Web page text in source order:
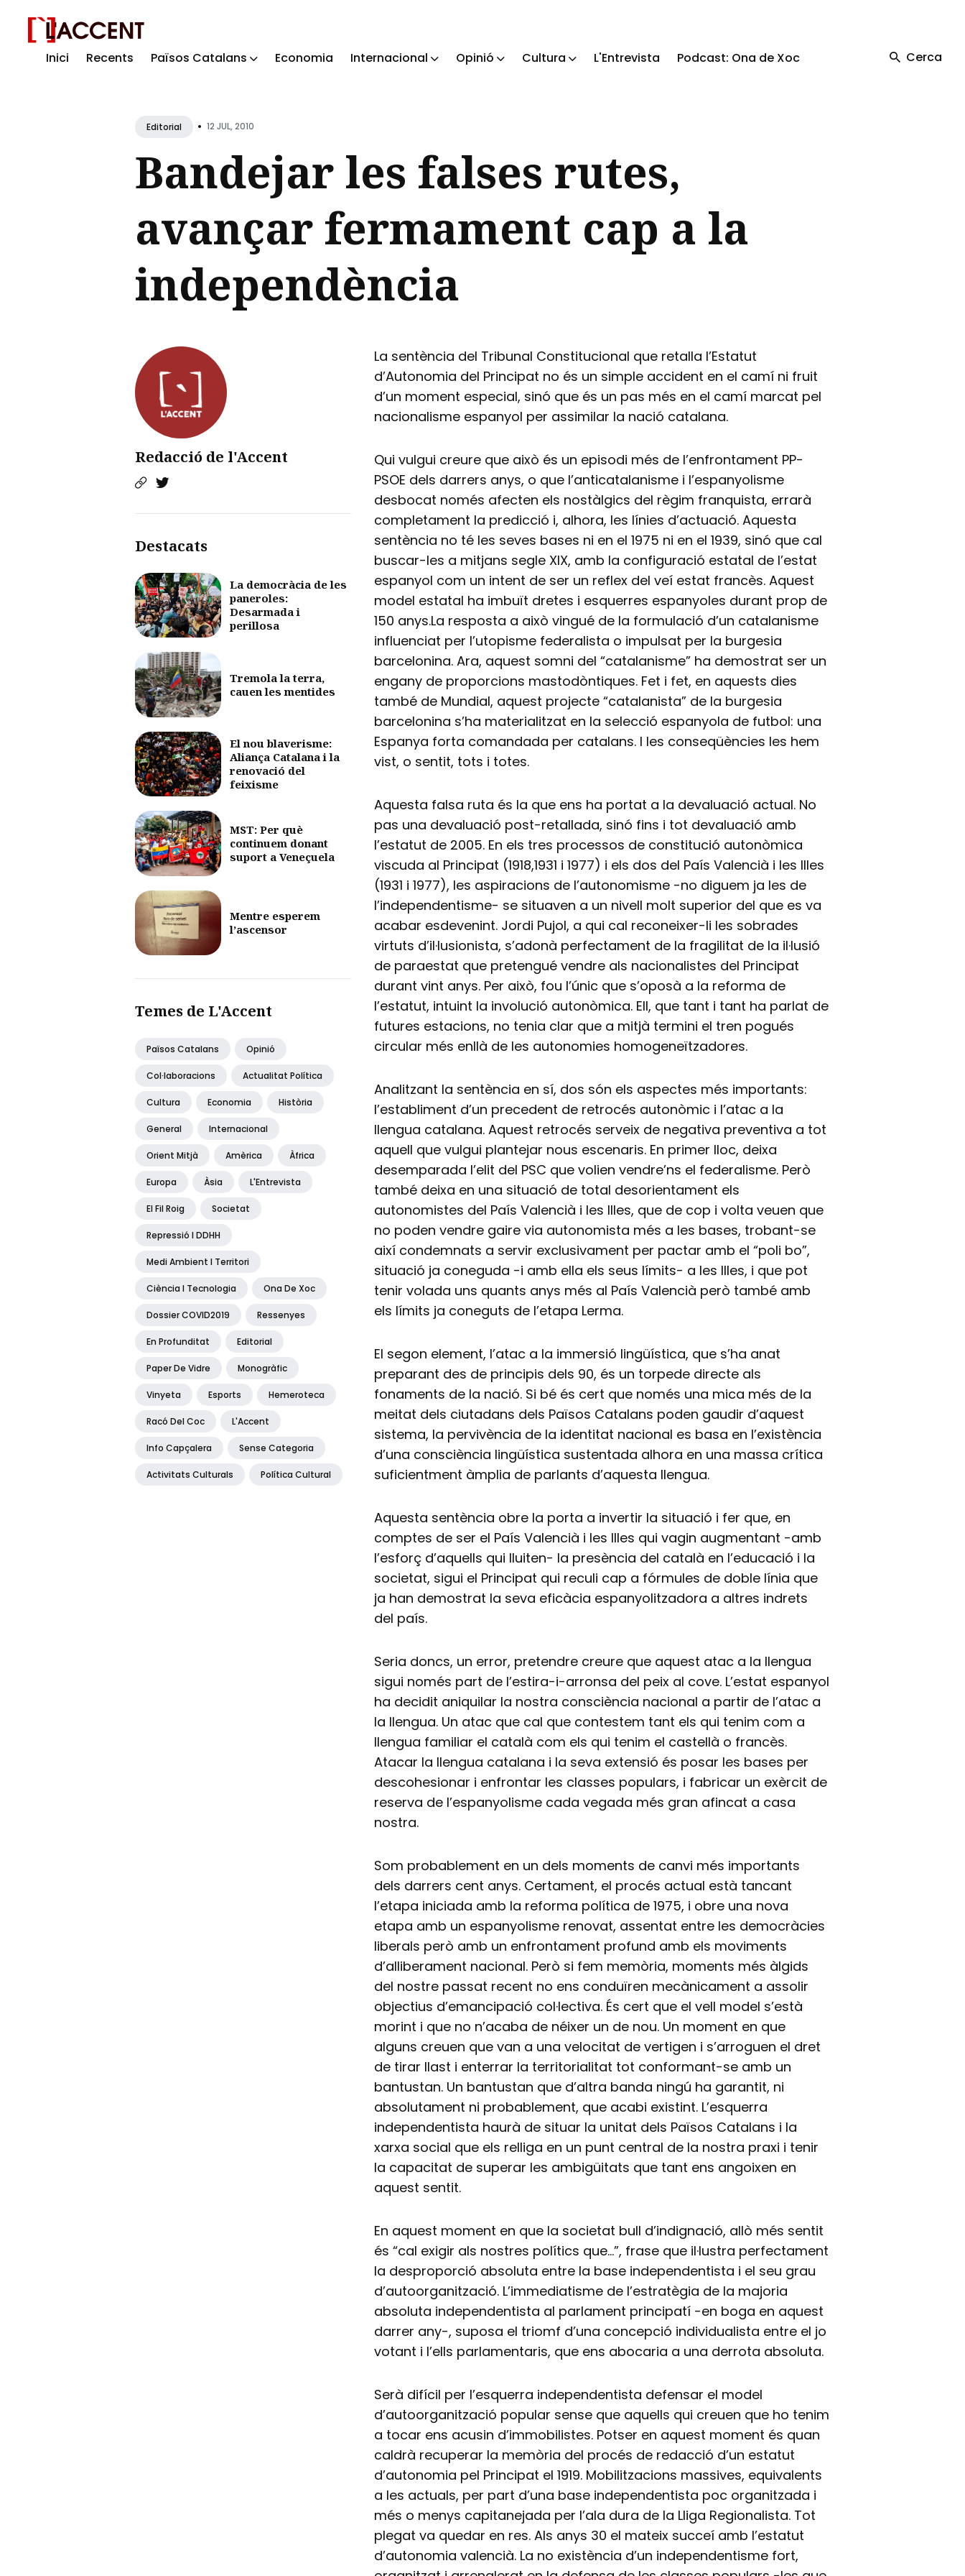
Inici Recents Països Catalans Economia Internacional Opinió Cultura L'Entrevista Podcast: Ona de Xoc Cerca
Editorial • 12 JUL, 2010
Bandejar les falses rutes,
avançar fermament cap a la
independència
Redacció de l'Accent
Destacats
La democràcia de les
paneroles:
Desarmada i
perillosa
Tremola la terra,
cauen les mentides
El nou blaverisme:
Aliança Catalana i la
renovació del
feixisme
MST: Per què
continuem donant
suport a Veneçuela
Mentre esperem
l’ascensor
Temes de L'Accent
Països Catalans Opinió
Col·laboracions Actualitat Política
Cultura Economia Història
General Internacional
Orient Mitjà Amèrica Àfrica
Europa Àsia L'Entrevista
El Fil Roig Societat
Repressió I DDHH
Medi Ambient I Territori
Ciència I Tecnologia Ona De Xoc
Dossier COVID2019 Ressenyes
En Profunditat Editorial
Paper De Vidre Monogràfic
Vinyeta Esports Hemeroteca
Racó Del Coc L'Accent
Info Capçalera Sense Categoria
Activitats Culturals Política Cultural
La sentència del Tribunal Constitucional que retalla l’Estatut
d’Autonomia del Principat no és un simple accident en el camí ni fruit
d’un moment especial, sinó que és un pas més en el camí marcat pel
nacionalisme espanyol per assimilar la nació catalana.
Qui vulgui creure que això és un episodi més de l’enfrontament PP-
PSOE dels darrers anys, o que l’anticatalanisme i l’espanyolisme
desbocat només afecten els nostàlgics del règim franquista, errarà
completament la predicció i, alhora, les línies d’actuació. Aquesta
sentència no té les seves bases ni en el 1975 ni en el 1939, sinó que cal
buscar-les a mitjans segle XIX, amb la configuració estatal de l’estat
espanyol com un intent de ser un reflex del veí estat francès. Aquest
model estatal ha imbuït dretes i esquerres espanyoles durant prop de
150 anys.La resposta a això vingué de la formulació d’un catalanisme
influenciat per l’utopisme federalista o impulsat per la burgesia
barcelonina. Ara, aquest somni del “catalanisme” ha demostrat ser un
engany de proporcions mastodòntiques. Fet i fet, en aquests dies
també de Mundial, aquest projecte “catalanista” de la burgesia
barcelonina s’ha materialitzat en la selecció espanyola de futbol: una
Espanya forta comandada per catalans. I les conseqüències les hem
vist, o sentit, tots i totes.
Aquesta falsa ruta és la que ens ha portat a la devaluació actual. No
pas una devaluació post-retallada, sinó fins i tot devaluació amb
l’estatut de 2005. En els tres processos de constitució autonòmica
viscuda al Principat (1918,1931 i 1977) i els dos del País Valencià i les Illes
(1931 i 1977), les aspiracions de l’autonomisme -no diguem ja les de
l’independentisme- se situaven a un nivell molt superior del que es va
acabar esdevenint. Jordi Pujol, a qui cal reconeixer-li les sobrades
virtuts d’il·lusionista, s’adonà perfectament de la fragilitat de la il·lusió
de paraestat que pretengué vendre als nacionalistes del Principat
durant vint anys. Per això, fou l’únic que s’oposà a la reforma de
l’estatut, intuint la involució autonòmica. Ell, que tant i tant ha parlat de
futures estacions, no tenia clar que a mitjà termini el tren pogués
circular més enllà de les autonomies homogeneïtzadores.
Analitzant la sentència en sí, dos són els aspectes més importants:
l’establiment d’un precedent de retrocés autonòmic i l’atac a la
llengua catalana. Aquest retrocés serveix de negativa preventiva a tot
aquell que vulgui plantejar nous escenaris. En primer lloc, deixa
desemparada l’elit del PSC que volien vendre’ns el federalisme. Però
també deixa en una situació de total desorientament els
autonomistes del País Valencià i les Illes, que de cop i volta veuen que
no poden vendre gaire via autonomista més a les bases, trobant-se
així condemnats a servir exclusivament per pactar amb el “poli bo”,
situació ja coneguda -i amb ella els seus límits- a les Illes, i que pot
tenir volada uns quants anys més al País Valencià però també amb
els límits ja coneguts de l’etapa Lerma.
El segon element, l’atac a la immersió lingüística, que s’ha anat
preparant des de principis dels 90, és un torpede directe als
fonaments de la nació. Si bé és cert que només una mica més de la
meitat dels ciutadans dels Països Catalans poden gaudir d’aquest
sistema, la pervivència de la identitat nacional es basa en l’existència
d’una consciència lingüística sustentada alhora en una massa crítica
suficientment àmplia de parlants d’aquesta llengua.
Aquesta sentència obre la porta a invertir la situació i fer que, en
comptes de ser el País Valencià i les Illes qui vagin augmentant -amb
l’esforç d’aquells qui lluiten- la presència del català en l’educació i la
societat, sigui el Principat qui reculi cap a fórmules de doble línia que
ja han demostrat la seva eficàcia espanyolitzadora a altres indrets
del país.
Seria doncs, un error, pretendre creure que aquest atac a la llengua
sigui només part de l’estira-i-arronsa del peix al cove. L’estat espanyol
ha decidit aniquilar la nostra consciència nacional a partir de l’atac a
la llengua. Un atac que cal que contestem tant els qui tenim com a
llengua familiar el català com els qui tenim el castellà o francès.
Atacar la llengua catalana i la seva extensió és posar les bases per
descohesionar i enfrontar les classes populars, i fabricar un exèrcit de
reserva de l’espanyolisme cada vegada més gran afincat a casa
nostra.
Som probablement en un dels moments de canvi més importants
dels darrers cent anys. Certament, el procés actual està tancant
l’etapa iniciada amb la reforma política de 1975, i obre una nova
etapa amb un espanyolisme renovat, assentat entre les democràcies
liberals però amb un enfrontament profund amb els moviments
d’alliberament nacional. Però si fem memòria, moments més àlgids
del nostre passat recent no ens conduïren mecànicament a assolir
objectius d’emancipació col·lectiva. És cert que el vell model s’està
morint i que no n’acaba de néixer un de nou. Un moment en que
alguns creuen que van a una velocitat de vertigen i s’arroguen el dret
de tirar llast i enterrar la territorialitat tot conformant-se amb un
bantustan. Un bantustan que d’altra banda ningú ha garantit, ni
absolutament ni probablement, que acabi existint. L’esquerra
independentista haurà de situar la unitat dels Països Catalans i la
xarxa social que els relliga en un punt central de la nostra praxi i tenir
la capacitat de superar les ambigüitats que tant ens angoixen en
aquest sentit.
En aquest moment en que la societat bull d’indignació, allò més sentit
és “cal exigir als nostres polítics que…”, frase que il·lustra perfectament
la desproporció absoluta entre la base independentista i el seu grau
d’autoorganització. L’immediatisme de l’estratègia de la majoria
absoluta independentista al parlament principatí -en boga en aquest
darrer any-, suposa el triomf d’una concepció individualista entre el jo
votant i l’ells parlamentaris, que ens abocaria a una derrota absoluta.
Serà difícil per l’esquerra independentista defensar el model
d’autoorganització popular sense que aquells qui creuen que ho tenim
a tocar ens acusin d’immobilistes. Potser en aquest moment és quan
caldrà recuperar la memòria del procés de redacció d’un estatut
d’autonomia pel Principat el 1919. Mobilitzacions massives, equivalents
a les actuals, per part d’una base independentista poc organitzada i
més o menys capitanejada per l’ala dura de la Lliga Regionalista. Tot
plegat va quedar en res. Als anys 30 el mateix succeí amb l’estatut
d’autonomia valencià. La no existència d’un independentisme fort,